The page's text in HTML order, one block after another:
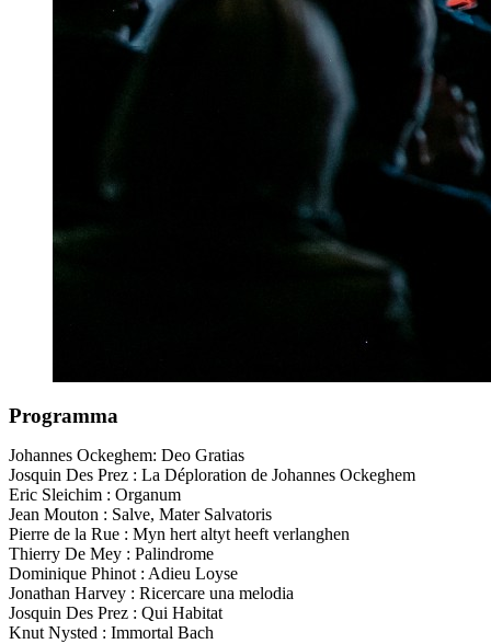
Programma
Johannes Ockeghem: Deo Gratias
Josquin Des Prez : La Déploration de Johannes Ockeghem
Eric Sleichim : Organum
Jean Mouton : Salve, Mater Salvatoris
Pierre de la Rue : Myn hert altyt heeft verlanghen
Thierry De Mey : Palindrome
Dominique Phinot : Adieu Loyse
Jonathan Harvey : Ricercare una melodia
Josquin Des Prez : Qui Habitat
Knut Nysted : Immortal Bach